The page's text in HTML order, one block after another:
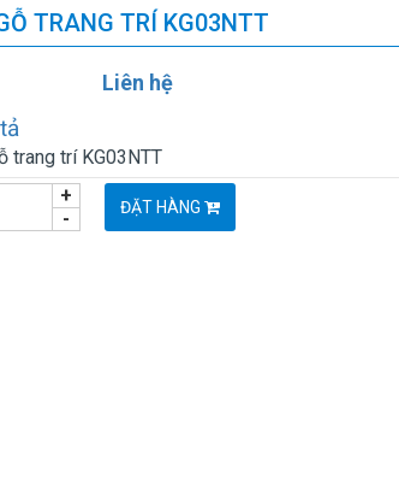
TRANG TRÍ KG03NTT
Liên hệ
trang trí KG03NTT
-
+ ĐẶT HÀNG